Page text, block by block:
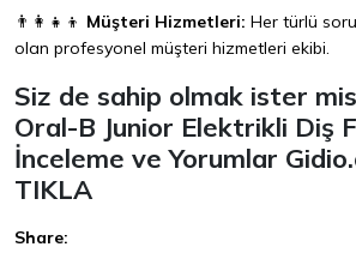
👨‍👩‍👧‍👦 Müşteri Hizmetleri: Her türlü
olan profesyonel müşteri hizmetleri ekibi.
Siz de sahip olmak ister
Oral-B Junior Elektrikli Diş
İnceleme ve Yorumlar
TIKLA
Share: